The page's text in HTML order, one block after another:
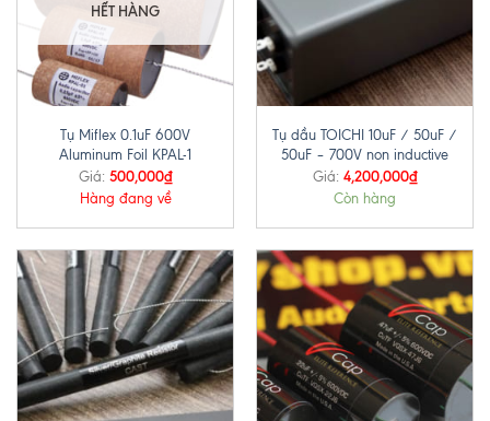
HẾT HÀNG
Tụ Miflex 0.1uF 600V
Aluminum Foil KPAL-1
Giá: 500,000₫
Hàng đang về
Tụ dầu TOICHI 10uF / 50uF /
50uF – 700V non inductive
Giá: 4,200,000₫
Còn hàng